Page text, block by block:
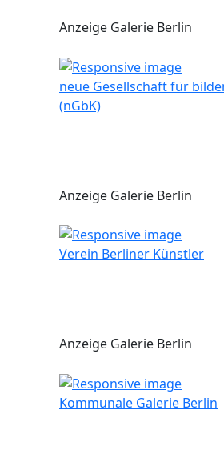
Anzeige Galerie Berlin
neue Gesellschaft für
(nGbK)
Anzeige Galerie Berlin
Verein Berliner Künstler
Anzeige Galerie Berlin
Kommunale Galerie Berlin